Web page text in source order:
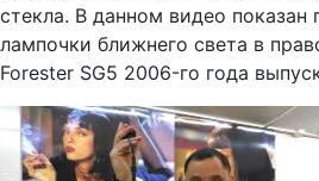
стекла. В данном видео показан
лампочки ближнего света в
Forester SG5 2006-го года